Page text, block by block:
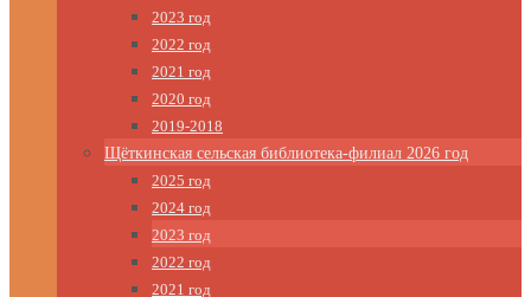
2023 год
2022 год
2021 год
2020 год
2019-2018
Щёткинская сельская библиотека-филиал 2026 год
2025 год
2024 год
2023 год
2022 год
2021 год